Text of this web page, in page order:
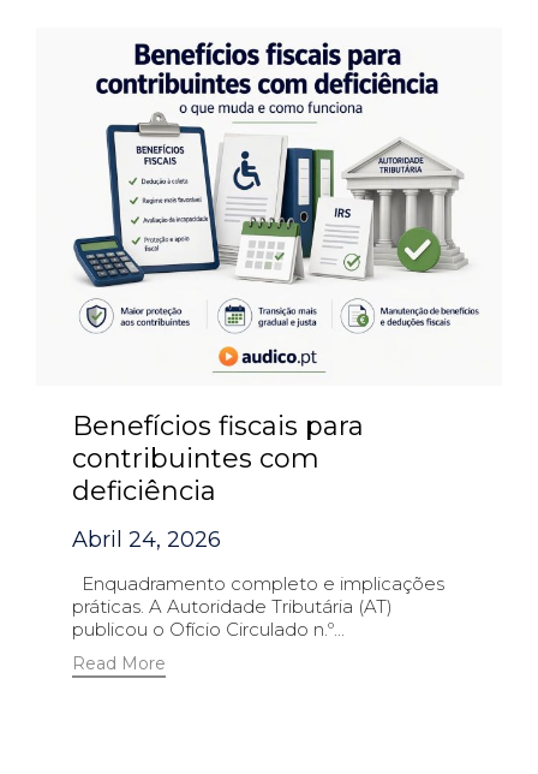
Benefícios fiscais para
contribuintes com
deficiência
Abril 24, 2026
Enquadramento completo e implicações
práticas. A Autoridade Tributária (AT)
publicou o Ofício Circulado n.º...
Read More